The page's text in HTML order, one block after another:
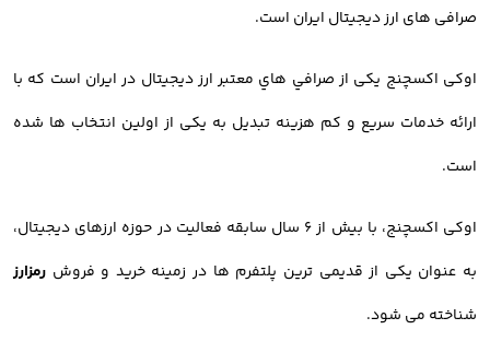
صرافی های ارز دیجیتال ایران است.
اوکی اکسچنج یکی از صرافي هاي معتبر ارز ديجيتال در ایران است که با
ارائه خدمات سریع و کم هزینه تبدیل به یکی از اولین انتخاب ها شده
است.
اوکی اکسچنج، با بیش از ۶ سال سابقه فعالیت در حوزه ارزهای دیجیتال،
به عنوان یکی از قدیمی ترین پلتفرم ها در زمینه خرید و فروش رمزارز
شناخته می شود.